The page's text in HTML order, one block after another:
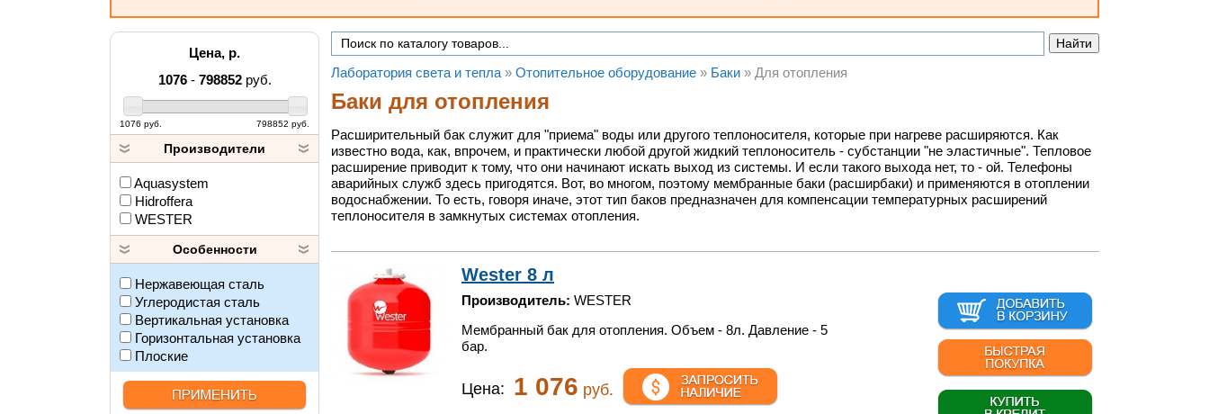
Цена, р.
1076- 798852руб.
1076 руб. 798852 руб.
Производители
Aquasystem
Hidroffera
WESTER
Особенности
Нержавеющая сталь
Углеродистая сталь
Вертикальная установка
Горизонтальная установка
Плоские
Лаборатория света и тепла » Отопительное оборудование » Баки » Для отопления
Баки для отопления
Расширительный бак служит для "приема" воды или другого теплоносителя, которые при нагреве расширяются. Как
известно вода, как, впрочем, и практически любой другой жидкий теплоноситель - субстанции "не эластичные". Тепловое
расширение приводит к тому, что они начинают искать выход из системы. И если такого выхода нет, то - ой. Телефоны
аварийных служб здесь пригодятся. Вот, во многом, поэтому мембранные баки (расширбаки) и применяются в отоплении
водоснабжении. То есть, говоря иначе, этот тип баков предназначен для компенсации температурных расширений
теплоносителя в замкнутых системах отопления.
Wester 8 л
Производитель: WESTER
Мембранный бак для отопления. Объем - 8л. Давление - 5
бар.
Цена: 1 076 руб.